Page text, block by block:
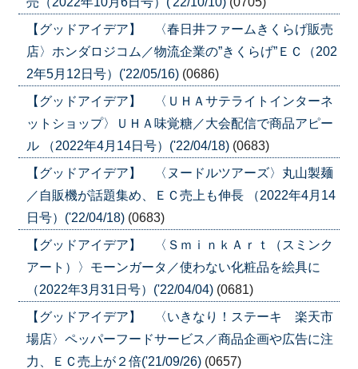
【グッドアイデア】 〈春日井ファームきくらげ販売
店〉ホンダロジコム／物流企業の”きくらげ”ＥＣ（202
2年5月12日号）('22/05/16) (0686)
【グッドアイデア】 〈ＵＨＡサテライトインターネ
ットショップ〉ＵＨＡ味覚糖／大会配信で商品アピー
ル （2022年4月14日号）('22/04/18) (0683)
【グッドアイデア】 〈ヌードルツアーズ〉丸山製麺
／自販機が話題集め、ＥＣ売上も伸長 （2022年4月14
日号）('22/04/18) (0683)
【グッドアイデア】 〈ＳｍｉｎｋＡｒｔ（スミンク
アート）〉モーンガータ／使わない化粧品を絵具に
（2022年3月31日号）('22/04/04) (0681)
【グッドアイデア】 〈いきなり！ステーキ 楽天市
場店〉ペッパーフードサービス／商品企画や広告に注
力、ＥＣ売上が２倍('21/09/26) (0657)